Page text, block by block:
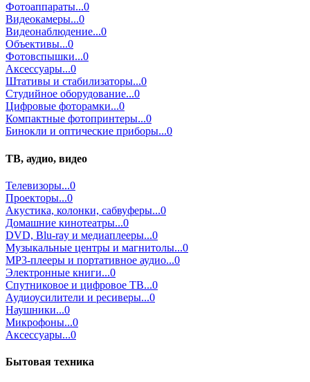
Фотоаппараты...0
Видеокамеры...0
Видеонаблюдение...0
Объективы...0
Фотовспышки...0
Аксессуары...0
Штативы и стабилизаторы...0
Студийное оборудование...0
Цифровые фоторамки...0
Компактные фотопринтеры...0
Бинокли и оптические приборы...0
ТВ, аудио, видео
Телевизоры...0
Проекторы...0
Акустика, колонки, сабвуферы...0
Домашние кинотеатры...0
DVD, Blu-ray и медиаплееры...0
Музыкальные центры и магнитолы...0
MP3-плееры и портативное аудио...0
Электронные книги...0
Спутниковое и цифровое ТВ...0
Аудиоусилители и ресиверы...0
Наушники...0
Микрофоны...0
Аксессуары...0
Бытовая техника